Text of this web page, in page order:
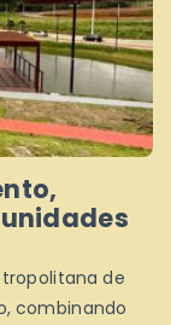
de
combinando